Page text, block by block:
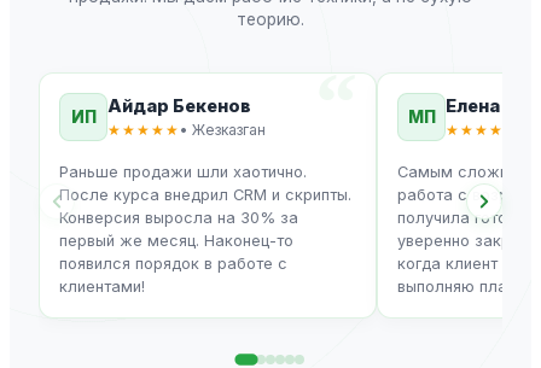
теорию.
ИП
Айдар Бекенов
★★★★★ • Жезказган
Раньше продажи шли хаотично.
После курса внедрил CRM и скрипты.
Конверсия выросла на 30% за
первый же месяц. Наконец-то
появился порядок в работе с
клиентами!
МП
Елена Ким
★★★★★
Самым сложным
работа с
получила готовые
уверенно
когда клиент
выполняю план